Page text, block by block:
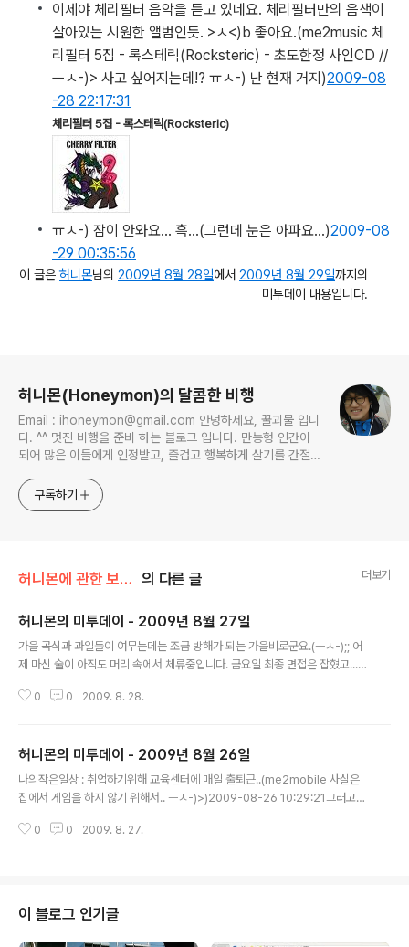
이제야 체리필터 음악을 듣고 있네요. 체리필터만의 음색이
살아있는 시원한 앨범인듯. >ㅅ<)b 좋아요.(me2music 체
리필터 5집 - 록스테릭(Rocksteric) - 초도한정 사인CD //
ㅡㅅ-)> 사고 싶어지는데!? ㅠㅅ-) 난 현재 거지)2009-08
-28 22:17:31
체리필터 5집 - 록스테릭(Rocksteric)
ㅠㅅ-) 잠이 안와요… 흑…(그런데 눈은 아파요...)2009-08
-29 00:35:56
이 글은허니몬님의 2009년 8월 28일에서 2009년 8월 29일까지의
미투데이 내용입니다.
허니몬(Honeymon)의 달콤한 비행
Email : ihoneymon@gmail.com 안녕하세요, 꿀괴물 입니
다. ^^ 멋진 비행을 준비 하는 블로그 입니다. 만능형 인간이
되어 많은 이들에게 인정받고, 즐겁고 행복하게 살기를 간절히
지켜봐주세요!! ^^
구독하기
허니몬에 관한 보고서/허니몬의 물병편지 의 다른 글 더보기
허니몬의 미투데이 - 2009년 8월 27일
가을 곡식과 과일들이 여무는데는 조금 방해가 되는 가을비로군요.(ㅡㅅ-);; 어
제 마신 술이 아직도 머리 속에서 체류중입니다. 금요일 최종 면접은 잡혔고...)2
니다. 죄송합니다.(나는 나의 길을 가야한다.)2009-08-27 18:11:41'트위터
효과적일 것 같기도 하고...)2009-08-27 20:14:58'술자리 면접, 긴장을 늦
추지 마라.', ㅡㅅ-);; 술자리 면접에서는 난!! '술 못마셔요~ >ㅅ< 술이 뭐에
요!?'로 일관한다.(ㅡㅅ-);; ..
0 0 2009. 8. 28.
허니몬의 미투데이 - 2009년 8월 26일
나의작은일상 : 취업하기위해 교육센터에 매일 출퇴근..(me2mobile 사실은
집에서 게임을 하지 않기 위해서.. ㅡㅅ-)>)2009-08-26 10:29:21그러고보
며시 한 것 같더군요. 난 그런 것이 있는지도 모르고~~~(점점 무신경해지는 내
도 많구나.. 나도 5센치만 더 키컸으면(me2mobile 내 키 170, 까칠한 동생이
'호빗족'이라 칭하는 신장..
0 0 2009. 8. 27.
이 블로그 인기글